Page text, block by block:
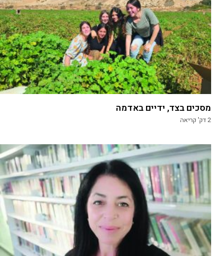
מסכים בצד, ידיים באדמה
2דק' קריאה